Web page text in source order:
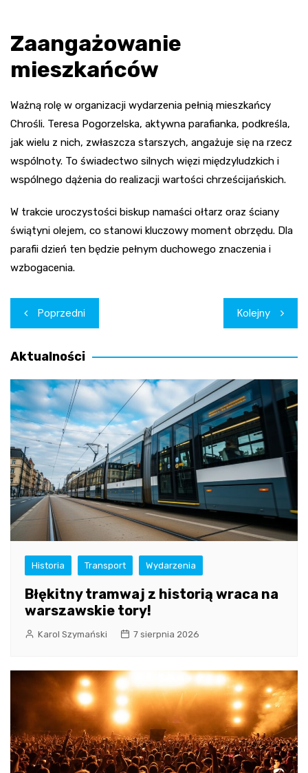
Zaangażowanie
mieszkańców
Ważną rolę w organizacji wydarzenia pełnią mieszkańcy
Chrośli. Teresa Pogorzelska, aktywna parafianka, podkreśla,
jak wielu z nich, zwłaszcza starszych, angażuje się na rzecz
wspólnoty. To świadectwo silnych więzi międzyludzkich i
wspólnego dążenia do realizacji wartości chrześcijańskich.
W trakcie uroczystości biskup namaści ołtarz oraz ściany
świątyni olejem, co stanowi kluczowy moment obrzędu. Dla
parafii dzień ten będzie pełnym duchowego znaczenia i
wzbogacenia.
Nawigacja
wpisu
Poprzedni Kolejny
Aktualności
Historia Transport Wydarzenia
Błękitny tramwaj z historią wraca na
warszawskie tory!
Karol Szymański 7 sierpnia 2026